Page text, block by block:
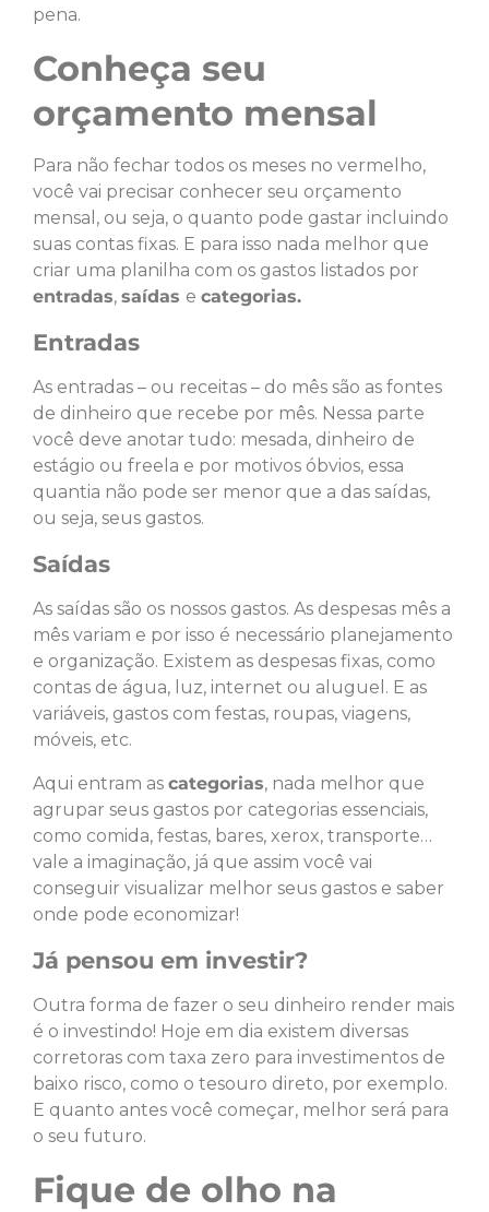
pena.
Conheça seu
orçamento mensal
Para não fechar todos os meses no vermelho,
você vai precisar conhecer seu orçamento
mensal, ou seja, o quanto pode gastar incluindo
suas contas fixas. E para isso nada melhor que
criar uma planilha com os gastos listados por
entradas, saídas e categorias.
Entradas
As entradas – ou receitas – do mês são as fontes
de dinheiro que recebe por mês. Nessa parte
você deve anotar tudo: mesada, dinheiro de
estágio ou freela e por motivos óbvios, essa
quantia não pode ser menor que a das saídas,
ou seja, seus gastos.
Saídas
As saídas são os nossos gastos. As despesas mês a
mês variam e por isso é necessário planejamento
e organização. Existem as despesas fixas, como
contas de água, luz, internet ou aluguel. E as
variáveis, gastos com festas, roupas, viagens,
móveis, etc.
Aqui entram as categorias, nada melhor que
agrupar seus gastos por categorias essenciais,
como comida, festas, bares, xerox, transporte…
vale a imaginação, já que assim você vai
conseguir visualizar melhor seus gastos e saber
onde pode economizar!
Já pensou em investir?
Outra forma de fazer o seu dinheiro render mais
é o investindo! Hoje em dia existem diversas
corretoras com taxa zero para investimentos de
baixo risco, como o tesouro direto, por exemplo.
E quanto antes você começar, melhor será para
o seu futuro.
Fique de olho na